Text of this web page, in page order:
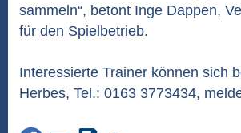
sammeln“, betont Inge Dappen,
für den Spielbetrieb.
Interessierte Trainer können sich
Herbes, Tel.: 0163 3773434,